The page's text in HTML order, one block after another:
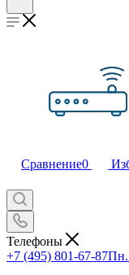
Сравнение0
Телефоны
+7 (495) 801-67-87Пн.